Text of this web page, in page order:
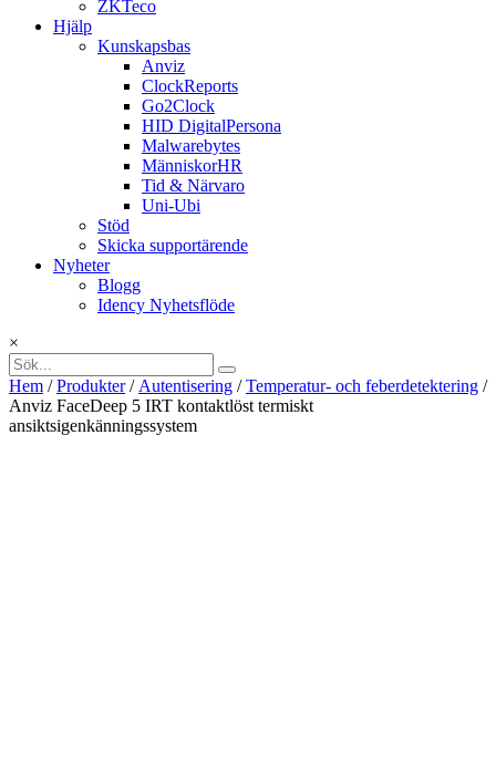
ZKTeco
Hjälp
Kunskapsbas
Anviz
ClockReports
Go2Clock
HID DigitalPersona
Malwarebytes
MänniskorHR
Tid & Närvaro
Uni-Ubi
Stöd
Skicka supportärende
Nyheter
Blogg
Idency Nyhetsflöde
×
Hem /Produkter/Autentisering /Temperatur- och feberdetektering /
Anviz FaceDeep 5 IRT kontaktlöst termiskt
ansiktsigenkänningssystem